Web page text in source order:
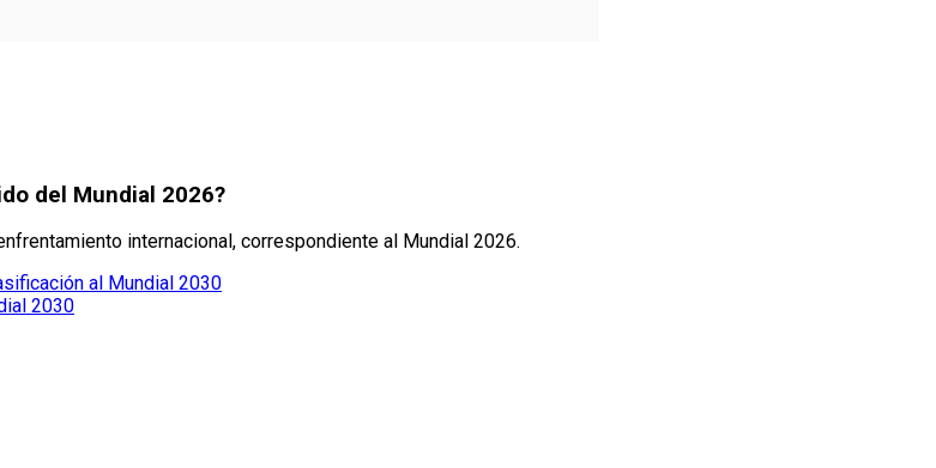
del Mundial 2026?
internacional, correspondiente al Mundial 2026.
al Mundial 2030
2030